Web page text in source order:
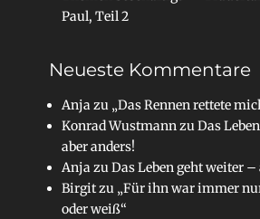
Paul, Teil 2
Neueste Kommentare
Anjazu „Das Rennen rettete
Konrad WustmannzuDas
aber anders!
AnjazuDas Leben geht weiter –
Birgitzu „Für ihn war immer
oder weiß“